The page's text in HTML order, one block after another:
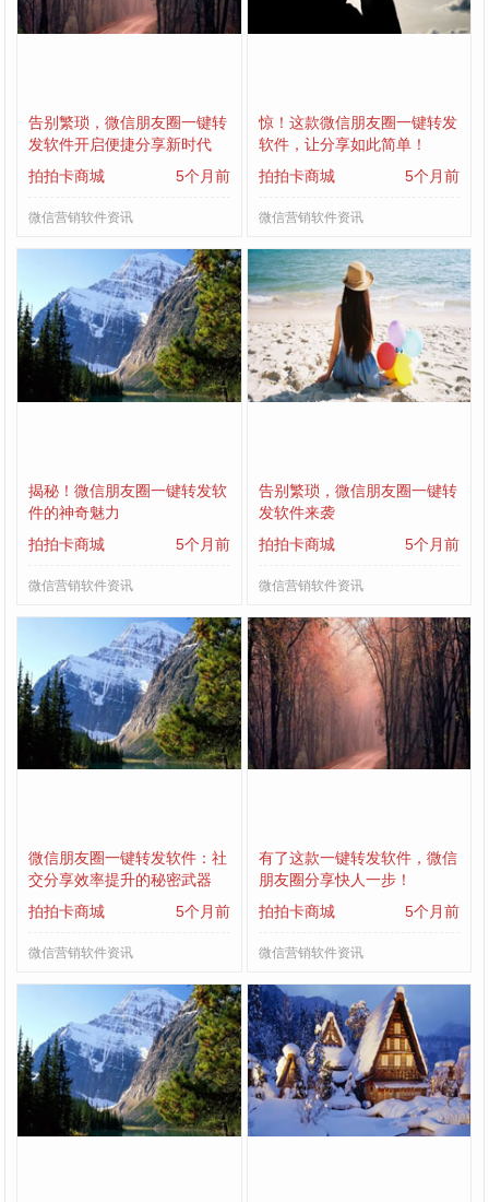
告别繁琐，微信朋友圈一键转
发软件开启便捷分享新时代
拍拍卡商城
5个月前
微信营销软件资讯
惊！这款微信朋友圈一键转发
软件，让分享如此简单！
拍拍卡商城
5个月前
微信营销软件资讯
揭秘！微信朋友圈一键转发软
件的神奇魅力
拍拍卡商城
5个月前
微信营销软件资讯
告别繁琐，微信朋友圈一键转
发软件来袭
拍拍卡商城
5个月前
微信营销软件资讯
微信朋友圈一键转发软件：社
交分享效率提升的秘密武器
拍拍卡商城
5个月前
微信营销软件资讯
有了这款一键转发软件，微信
朋友圈分享快人一步！
拍拍卡商城
5个月前
微信营销软件资讯